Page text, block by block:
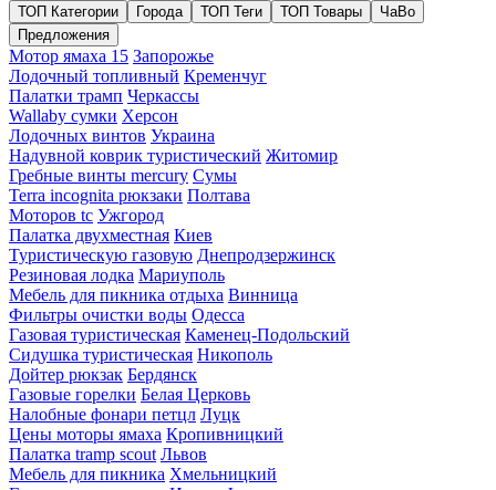
ТОП Категории Города ТОП Теги ТОП Товары
ЧаВо
Предложения
Мотор ямаха 15 Запорожье
Лодочный топливный Кременчуг
Палатки трамп Черкассы
Wallaby сумки Херсон
Лодочных винтов Украина
Надувной коврик туристический Житомир
Гребные винты mercury Сумы
Terra incognita рюкзаки Полтава
Моторов tc Ужгород
Палатка двухместная Киев
Туристическую газовую Днепродзержинск
Резиновая лодка Мариуполь
Мебель для пикника отдыха Винница
Фильтры очистки воды Одесса
Газовая туристическая Каменец-Подольский
Сидушка туристическая Никополь
Дойтер рюкзак Бердянск
Газовые горелки Белая Церковь
Налобные фонари петцл Луцк
Цены моторы ямаха Кропивницкий
Палатка tramp scout Львов
Мебель для пикника Хмельницкий